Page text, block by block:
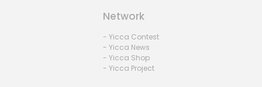
Network
- Yicca Contest
- Yicca News
- Yicca Shop
- Yicca Project